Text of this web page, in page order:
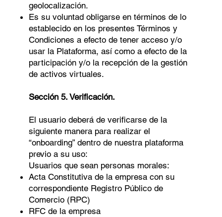
geolocalización.
Es su voluntad obligarse en términos de lo
establecido en los presentes Términos y
Condiciones a efecto de tener acceso y/o
usar la Plataforma, así como a efecto de la
participación y/o la recepción de la gestión
de activos virtuales.
Sección 5. Verificación.
El usuario deberá de veriﬁcarse de la
siguiente manera para realizar el
“onboarding” dentro de nuestra plataforma
previo a su uso:
Usuarios que sean personas morales:
Acta Constitutiva de la empresa con su
correspondiente Registro Público de
Comercio (RPC)
RFC de la empresa